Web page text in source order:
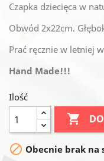
Czapka dziecięca w
Obwód 2x22cm.
Prać ręcznie w letniej
Hand Made!!!
Ilość

 Obecnie brak na